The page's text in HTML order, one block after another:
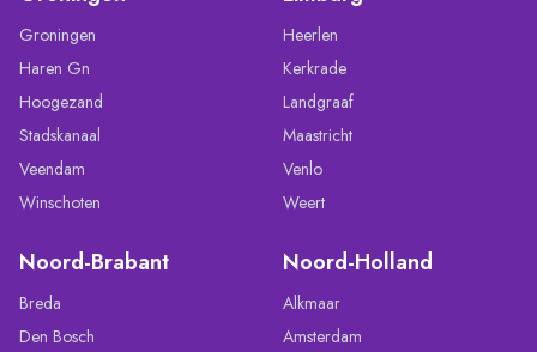
Groningen
Haren Gn
Hoogezand
Stadskanaal
Veendam
Winschoten
Heerlen
Kerkrade
Landgraaf
Maastricht
Venlo
Weert
Noord-Brabant
Breda
Den Bosch
Noord-Holland
Alkmaar
Amsterdam